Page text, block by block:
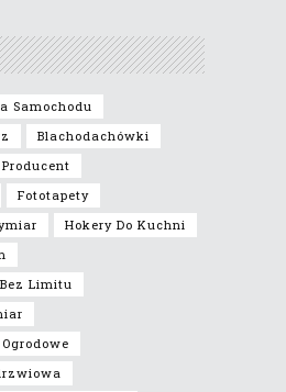
Samochodu
Blachodachówki
Fototapety
Hokery Do Kuchni
Limitu